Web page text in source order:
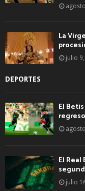
La
julio
DEPORTES
El
El
julio